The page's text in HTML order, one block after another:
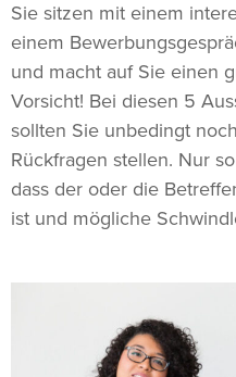
Sie sitzen mit einem
einem
und macht auf Sie einen
Vorsicht! Bei diesen 5
sollten Sie unbedingt
Rückfragen stellen. Nur
dass der oder die
ist und mögliche